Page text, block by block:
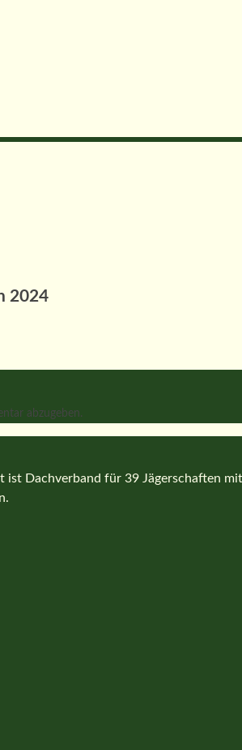
2024
abzugeben.
ist Dachverband für 39 Jägerschaften